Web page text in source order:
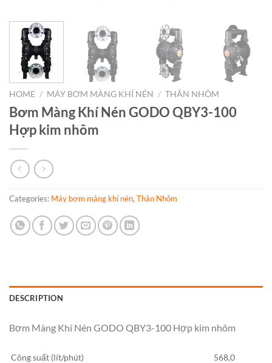
HOME / MÁY BƠM MÀNG KHÍ NÉN / THÂN NHÔM
Bơm Màng Khí Nén GODO QBY3-100
Hợp kim nhôm
Categories: Máy bơm màng khí nén, Thân Nhôm
DESCRIPTION
Bơm Màng Khí Nén GODO QBY3-100 Hợp kim nhôm
Công suất (lít/phút)
568,0